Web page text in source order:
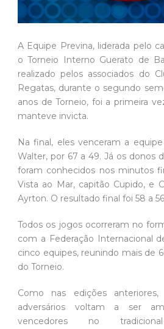
A Equipe Previna, liderada pelo
o Torneio Interno Guerato de
realizado pelos associados do
Regatas, durante o segundo
anos de Torneio, foi a primeira
manteve invicta.
Na final, eles venceram a
Walter, por 67 a 49. Já os donos
foram conhecidos nos minutos
Vista ao Mar, capitão Cupido, e
Ayrton. O resultado final foi 58 a
Todos os jogos ocorreram no
com a Federação Internacional
cinco equipes, reunindo mais de
do Torneio.
Como nas edições
adversários voltam a ser
vencedores no